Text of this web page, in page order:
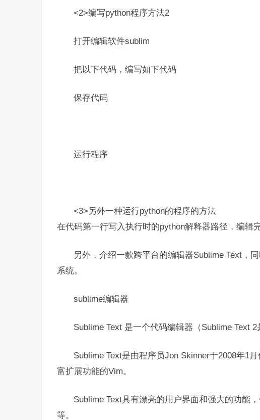
<2>编写python程序方法2
打开编辑软件​​sublim​​
把以下代码，编写如下代码
保存代码
运行程序
<3>另外一种运行python的程序的方法
在代码第一行写入执行时的python解释器路径，编辑
另外，介绍一款跨平台的编辑器Sublime Text，
系统。
sublime编辑器
Sublime Text 是一个代码编辑器（Sublime Text
Sublime Text是由程序员Jon Skinner于2008年1
富扩展功能的Vim。
Sublime Text具有漂亮的用户界面和强大的功能
等。